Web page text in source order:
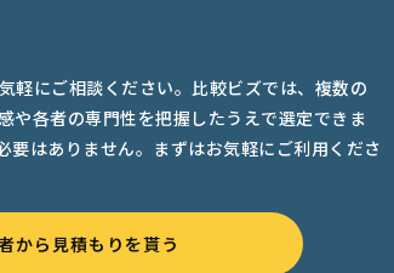
軽にご相談ください。比較ビズでは、複数の
や各者の専門性を把握したうえで選定できま
要はありません。まずはお気軽にご利用くださ
から見積もりを貰う